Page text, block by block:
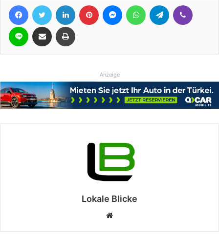
FacebookTwitter LinkedIn Pinterest MessengerWhatsAppTelegram
Line Teile per E-Mail Drucken
Anzeige
Lokale Blicke
Webseite